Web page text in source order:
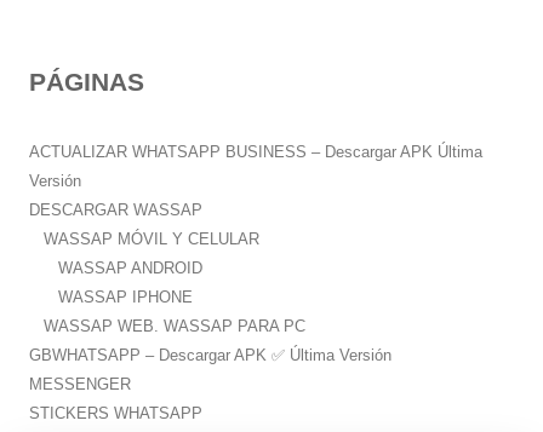
a
:
PÁGINAS
ACTUALIZAR WHATSAPP BUSINESS – Descargar APK Última
Versión
DESCARGAR WASSAP
WASSAP MÓVIL Y CELULAR
WASSAP ANDROID
WASSAP IPHONE
WASSAP WEB. WASSAP PARA PC
GBWHATSAPP – Descargar APK ✅️ Última Versión
MESSENGER
STICKERS WHATSAPP